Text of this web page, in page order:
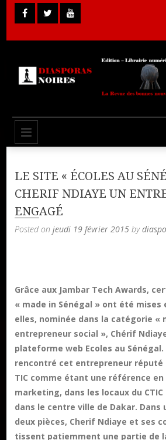
Skip
to
LE SITE « ÉCOLES AU
CHERIF NDIAYE UN
ENGAGÉ
Posted onjeudi 19 février 2015 by
Grâce aux Jambar Tech Awards,
« made in Sénégal » ont été
elles, nominée dans la catégorie «
entrepreneur social », Chérif
plateforme web Ecoles au Sénégal.
rencontré cet entrepreneur réputé
TIC comme étant une référence
marketing, dans les locaux du
dans le centre ville de Dakar. Dans
deux pièces, Cherif Ndiaye et ses
tissent patiemment une partie de